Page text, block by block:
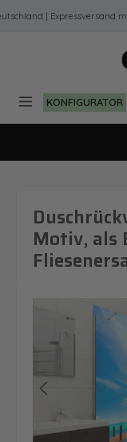
Zum Hauptinhalt springen
| Expressversand
KONFIGURATOR
Motiv, als
Bildergalerie